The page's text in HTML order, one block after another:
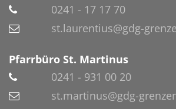
0241 - 17 17 70
st.laurentius@gdg-
Pfarrbüro St. Martinus
0241 - 931 00 20
st.martinus@gdg-